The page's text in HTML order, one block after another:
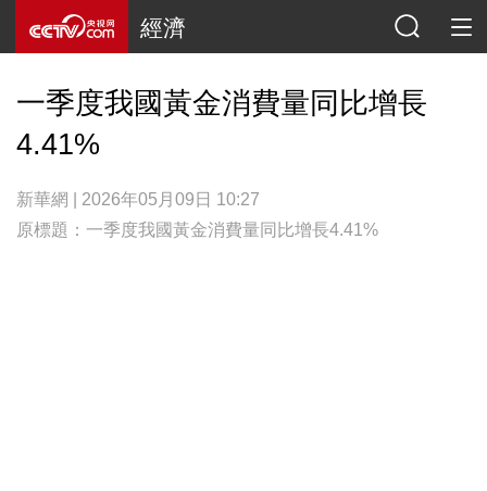
經濟
一季度我國黃金消費量同比增長
4.41%
新華網 | 2026年05月09日 10:27
原標題：一季度我國黃金消費量同比增長4.41%